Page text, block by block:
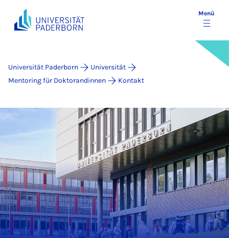
Menü
Universität Paderborn
Universität
Mentoring für Doktorandinnen
Kontakt